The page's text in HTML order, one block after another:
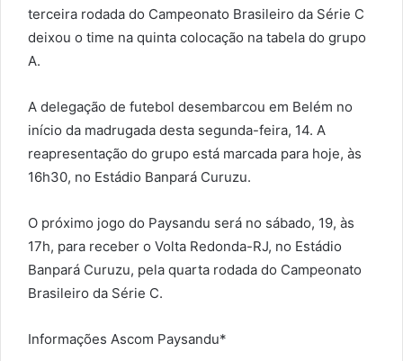
terceira rodada do Campeonato Brasileiro da Série C
deixou o time na quinta colocação na tabela do grupo
A.
A delegação de futebol desembarcou em Belém no
início da madrugada desta segunda-feira, 14. A
reapresentação do grupo está marcada para hoje, às
16h30, no Estádio Banpará Curuzu.
O próximo jogo do Paysandu será no sábado, 19, às
17h, para receber o Volta Redonda-RJ, no Estádio
Banpará Curuzu, pela quarta rodada do Campeonato
Brasileiro da Série C.
Informações Ascom Paysandu*